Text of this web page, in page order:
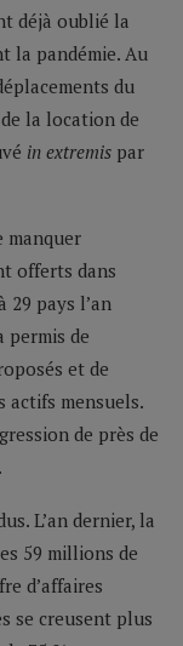
déjà oublié la
la pandémie. Au
du
la location de
in extremis par
manquer
offerts dans
29 pays l’an
permis de
et de
actifs mensuels.
de près de
L’an dernier, la
59 millions de
d’affaires
se creusent plus